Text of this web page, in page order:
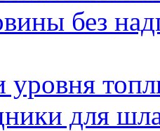
без
уровня
для